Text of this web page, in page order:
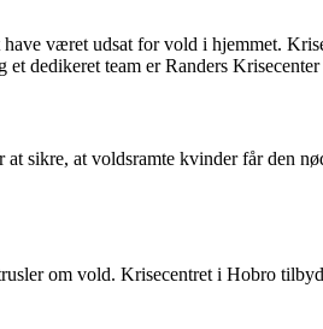
været udsat for vold i hjemmet.
dedikeret team er Randers
sikre, at voldsramte kvinder får den
om vold. Krisecentret i Hobro